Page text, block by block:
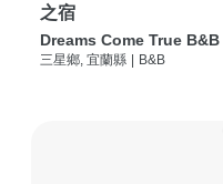
之宿
Dreams Come True B&B
三星鄉, 宜蘭縣 | B&B